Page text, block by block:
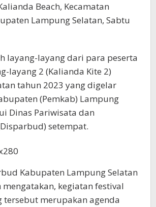
Beach, Kecamatan
Lampung Selatan, Sabtu
layang-layang dari para peserta
layang 2 (Kalianda Kite 2)
tahun 2023 yang digelar
(Pemkab) Lampung
Dinas Pariwisata dan
setempat.
Kabupaten Lampung Selatan
mengatakan, kegiatan festival
tersebut merupakan agenda